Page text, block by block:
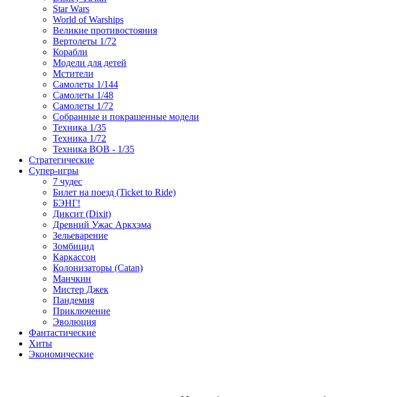
Star Wars
World of Warships
Великие противостояния
Вертолеты 1/72
Корабли
Модели для детей
Мстители
Самолеты 1/144
Самолеты 1/48
Самолеты 1/72
Собранные и покрашенные модели
Техника 1/35
Техника 1/72
Техника ВОВ - 1/35
Стратегические
Супер-игры
7 чудес
Билет на поезд (Ticket to Ride)
БЭНГ!
Диксит (Dixit)
Древний Ужас Аркхэма
Зельеварение
Зомбицид
Каркассон
Колонизаторы (Catan)
Манчкин
Мистер Джек
Пандемия
Приключение
Эволюция
Фантастические
Хиты
Экономические